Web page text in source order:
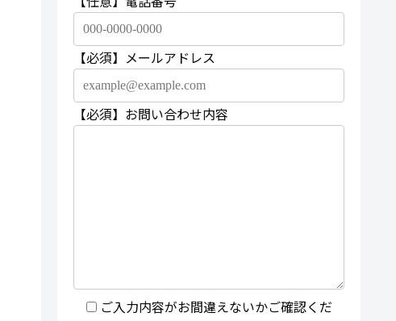
【必須】 メールアドレス
【必須】 お問い合わせ内容
ご入力内容がお間違えないかご確認くだ